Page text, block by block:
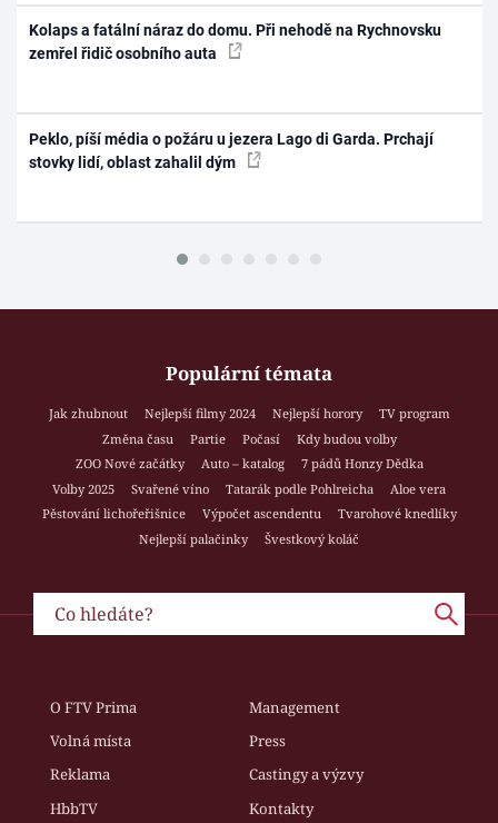
Kolaps a fatální náraz do domu. Při nehodě na Rychnovsku
zemřel řidič osobního auta
Peklo, píší média o požáru u jezera Lago di Garda. Prchají
stovky lidí, oblast zahalil dým
Populární témata
Jak zhubnout Nejlepší filmy 2024 Nejlepší horory
TV program
Změna času
Partie Počasí
Kdy budou volby
ZOO Nové začátky
Auto – katalog
7 pádů Honzy Dědka
Volby 2025
Svařené víno Tatarák podle Pohlreicha
Aloe vera
Pěstování lichořeřišnice
Výpočet ascendentu
Tvarohové knedlíky
Nejlepší palačinky
Švestkový koláč
O FTV Prima
Management
Volná místa
Press
Reklama
Castingy a výzvy
HbbTV
Kontakty